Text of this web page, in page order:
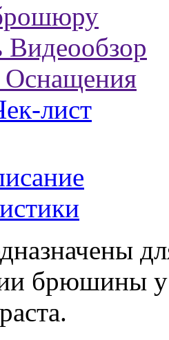
Видеообзор
Оснащения
лист
брюшины